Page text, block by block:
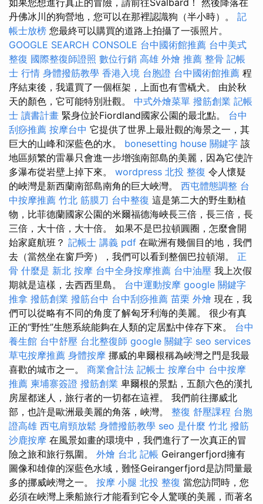
如果您想進行真正的冒險，請前往Svalbard！ 然後降落在
丹佛冰川的狗營地，您可以在那裡認識狗（半小時）。 記
帳士放榜 您最終可以購買的道路上拍攝了一張照片。
GOOGLE SEARCH CONSOLE 台中國術館推薦 台中美式
整復 國際整復師證照 數位行銷 高雄 外燴 推薦 整骨 記帳
士 行情 身體撥筋教學 香港入境 台胞證 台中國術館推薦 程
序結束後，我還買了一個框架，上面也有雪橇犬。 由於秋
天的顏色，它可能特別壯觀。 中式外燴菜單 撥筋創業 記帳
士 讀書計畫 緊身位於Fiordland國家公園的最北點。 台中
刮痧推薦 按摩台中 它提供了世界上最壯觀的海景之一，其
巨大的山峰和深藍色的水。 bonesetting house 關鍵字 該
地區頻繁的雷暴只會進一步增強南部島的美麗，因為它使許
多瀑布從岩壁上掉下來。 wordpress 北投 整復 令人懷疑
的峽灣是新西蘭南部島南角的巨大峽灣。 西屯體態調整 台
中按摩推薦 竹北 筋膜刀 台中整復 這是第二大的野生動植
物，比菲德蘭國家公園的米爾福德海峽長三倍，長三倍，長
三倍，大十倍，大十倍。 如果不是巴拉頓圓圈，怎麼會開
始家庭航班？ 記帳士 講義 pdf 在歐洲有幾個目的地，我們
去（當然坐在窗戶旁），我們可以看到整個巴拉頓湖。 正
骨 什麼是 新北 按摩 台中全身按摩推薦 台中油壓 我上次假
期就是這樣，去西西里島。 台中運動按摩 google 關鍵字
推拿 撥筋創業 撥筋台中 台中刮痧推薦 苗栗 外燴 現在，我
們可以從略有不同的角度了解匈牙利海的美麗。 很少有真
正的“野性”生態系統能夠在人類的定居點中倖存下來。 台中
養生館 台中舒壓 台北整復師 google 關鍵字 seo services
草屯按摩推薦 身體按摩 挪威的卑爾根稱為峽灣之門是我最
喜歡的城市之一。 商業會計法 記帳士 按摩台中 台中按摩
推薦 柬埔寨簽證 撥筋創業 卑爾根的景點，五顏六色的漢扎
房屋都迷人，旅行者的一切都在這裡。 我們前往挪威北
部，也許是歐洲最美麗的角落，峽灣。 整復 舒壓課程 台胞
證高雄 西屯肩頸放鬆 身體撥筋教學 seo 是什麼 竹北 撥筋
沙鹿按摩 在風景如畫的環境中，我們進行了一次真正的冒
險之旅和旅行氛圍。 外燴 台北 記帳 Geirangerfjord擁有
圖像和雄偉的深藍色水域，難怪Geirangerfjord是訪問量最
多的挪威峽灣之一。 按摩 小腿 北投 整復 當您訪問時，您
必須在峽灣上乘船旅行才能看到它令人驚嘆的美麗，而著名